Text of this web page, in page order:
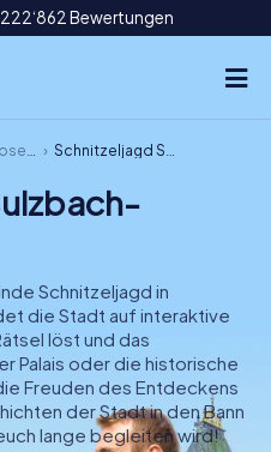
Bewertungen
CH
DE
Schnitzeljagd Sulzbach-Rosenberg
Schnitzeljagd in
die Stadt auf interaktive
löst und das
Palais oder die historische
Freuden des Entdeckens
der Stadt in den Bann
lange begleiten wird!